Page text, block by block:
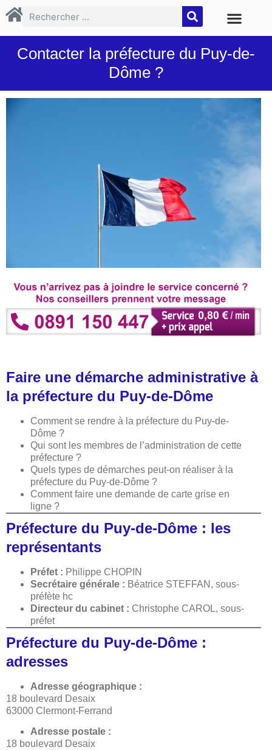
Contacter la préfecture du Puy-de-
Dôme ?
Faire une démarche administrative à
la préfecture du Puy-de-Dôme
Comment se rendre à la préfecture du Puy-de-
Dôme ?
Qui sont les membres de l’administration de cette
préfecture ?
Quels types de démarches peut-on réaliser à la
préfecture du Puy-de-Dôme ?
Comment faire une demande de carte grise en
ligne ?
Préfecture du Puy-de-Dôme : les
représentants
Préfet : Philippe CHOPIN
Secrétaire générale : Béatrice STEFFAN, sous-
préfète hc
Directeur du cabinet : Christophe CAROL, sous-
préfet
Préfecture du Puy-de-Dôme :
adresses
Adresse géographique :
18 boulevard Desaix
63000 Clermont-Ferrand
Adresse postale :
18 boulevard Desaix